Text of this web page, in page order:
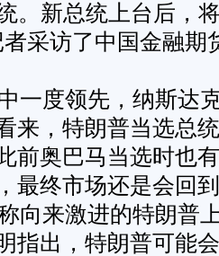
。新总统上台后，
采访了中国金融期
一度领先，纳斯达
来，特朗普当选总
前奥巴马当选时也
最终市场还是会回
向来激进的特朗普
指出，特朗普可能